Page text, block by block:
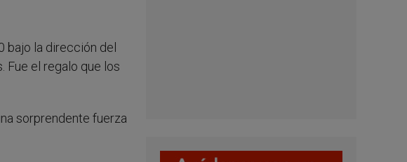
bajo la dirección del
Fue el regalo que los
sorprendente fuerza